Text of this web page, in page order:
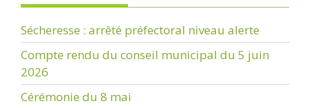
Sécheresse : arrêté préfectoral niveau alerte
Compte rendu du conseil municipal du 5 juin
2026
Cérémonie du 8 mai